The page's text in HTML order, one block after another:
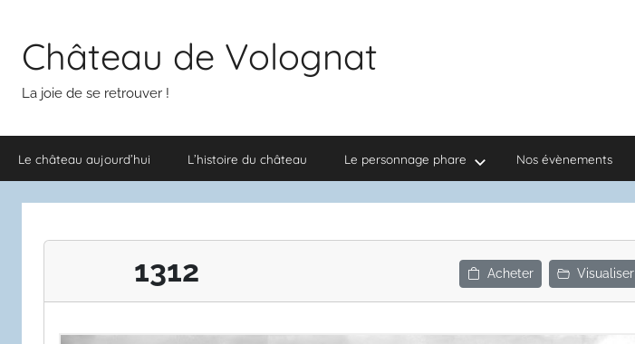
contenuChâteau de Volognat
La joie de se retrouver !
Le château aujourd’hui L’histoire du château Le personnage phare Nos évènements
1312 Acheter Visualiser